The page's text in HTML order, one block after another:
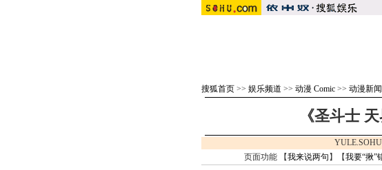
搜狐首页 >> 娱乐频道 >> 动漫 Comic >> 动漫新闻
《圣斗士
页面功能 【我来说两句 】【我要“揪”